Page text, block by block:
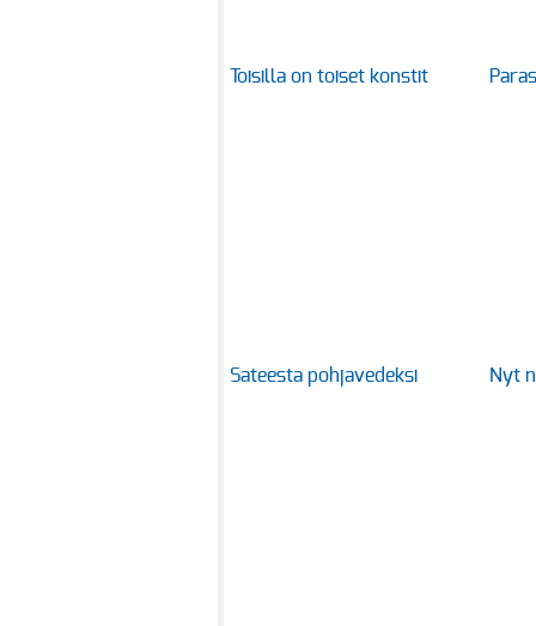
Toisilla on toiset konstit
Sateesta pohjavedeksi Nyt